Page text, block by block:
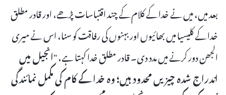
بعد میں، میں نے خدا کے کلام کے چند اقتباسات پڑھے، اور قادر مطلق
خدا کے کلیسیا میں بھائیوں اور بہنوں کی رفاقت کو سنا، اس نے میری
الجھن دور کرنے میں مدد دی۔ قادر مطلق خدا کہتا ہے، "انجیل میں
اندراج شدہ چیزیں محدود ہیں؛ وہ خدا کے کام کی مکمل نمائندگی